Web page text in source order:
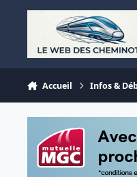
Aller au contenu
Accueil Infos &